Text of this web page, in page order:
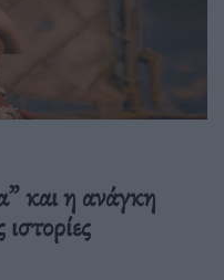
και η ανάγκη